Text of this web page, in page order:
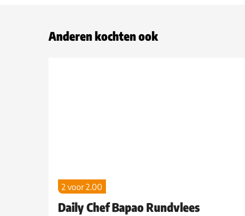
Anderen kochten ook
2 voor 2.00
Daily Chef Bapao Rundvlees